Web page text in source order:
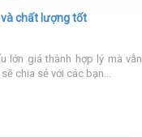
và chất lượng tốt
lớn giá thành hợp lý mà vẫn
chia sẻ với các bạn...